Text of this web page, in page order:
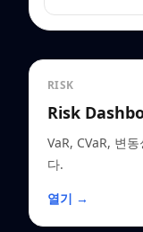
RISK
Risk
VaR, CVaR, 변
다.
열기 →